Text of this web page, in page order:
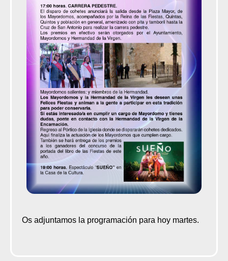
Os adjuntamos la programación para hoy martes.